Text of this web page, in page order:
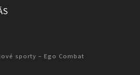
sporty – Ego Combat